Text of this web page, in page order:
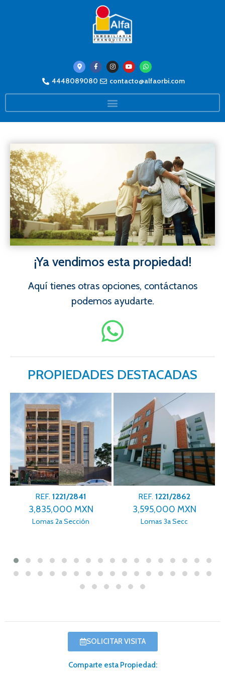
4448089080 contacto@alfaorbi.com
¡Ya vendimos esta propiedad!
Aquí tienes otras opciones, contáctanos
podemos ayudarte.
PROPIEDADES DESTACADAS
REF. 1221/2841
3,835,000 MXN
Lomas 2a Sección
REF. 1221/2862
3,595,000 MXN
Lomas 3a Secc
SOLICITAR VISITA
Comparte esta Propiedad: